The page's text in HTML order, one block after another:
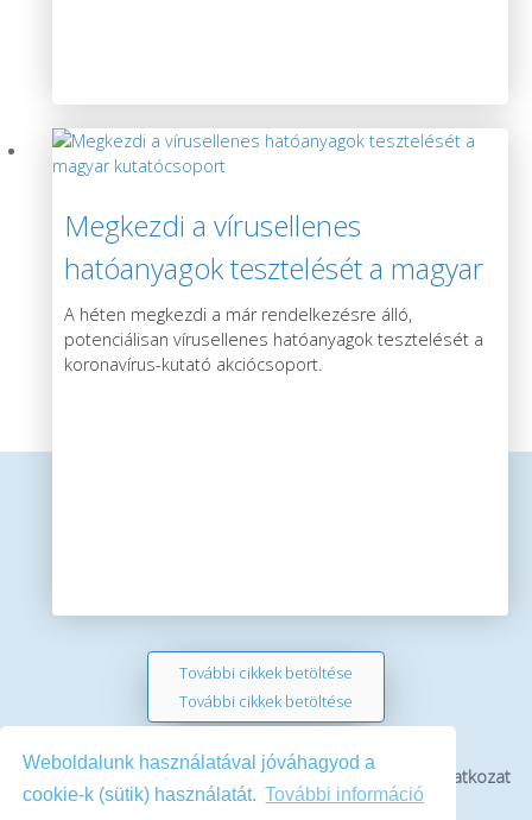
Weboldalunk használatával jóváhagyod a
cookie-k (sütik) használatát. További információ
Megkezdi a vírusellenes
hatóanyagok tesztelését a magyar
kutatócsoport
A héten megkezdi a már rendelkezésre álló,
potenciálisan vírusellenes hatóanyagok tesztelését a
koronavírus-kutató akciócsoport.
További cikkek betöltése
További cikkek betöltése
Bemutatkozás Impresszum Médiaajánlat Jogi nyilatkozat